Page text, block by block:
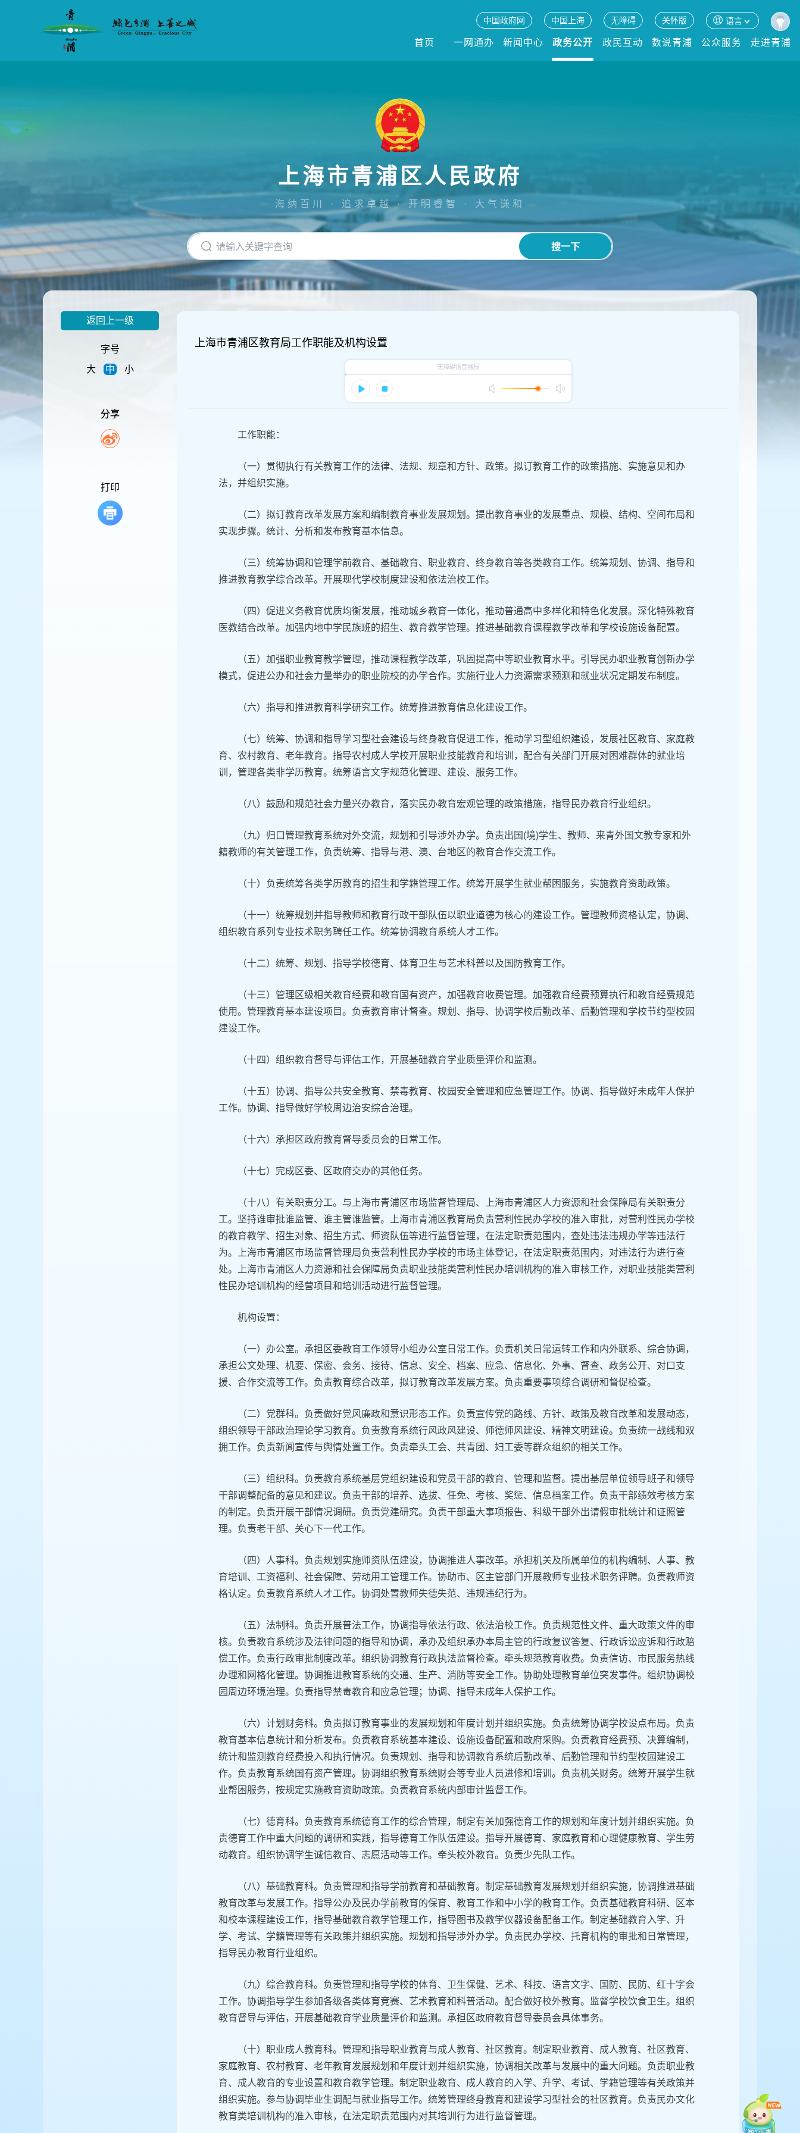
网
主
要
内
容
区
域
中国政府网 中国上海 无障碍 关怀版 语言
首页 一网通办 新闻中心 政务公开 政民互动 数说青浦 公众服务 走进青浦
上海市青浦区人民政府
海纳百川 · 追求卓越 · 开明睿智 · 大气谦和
搜一下
返回上一级
字号
大
中 小
分享
打印
上海市青浦区教育局工作职能及机构设置
工作职能：
（一）贯彻执行有关教育工作的法律、法规、规章和方针、政策。拟订教育工作的政策措施、实施意见和办
法，并组织实施。
（二）拟订教育改革发展方案和编制教育事业发展规划。提出教育事业的发展重点、规模、结构、空间布局和
实现步骤。统计、分析和发布教育基本信息。
（三）统筹协调和管理学前教育、基础教育、职业教育、终身教育等各类教育工作。统筹规划、协调、指导和
推进教育教学综合改革。开展现代学校制度建设和依法治校工作。
（四）促进义务教育优质均衡发展，推动城乡教育一体化，推动普通高中多样化和特色化发展。深化特殊教育
医教结合改革。加强内地中学民族班的招生、教育教学管理。推进基础教育课程教学改革和学校设施设备配置。
（五）加强职业教育教学管理，推动课程教学改革，巩固提高中等职业教育水平。引导民办职业教育创新办学
模式，促进公办和社会力量举办的职业院校的办学合作。实施行业人力资源需求预测和就业状况定期发布制度。
（六）指导和推进教育科学研究工作。统筹推进教育信息化建设工作。
（七）统筹、协调和指导学习型社会建设与终身教育促进工作，推动学习型组织建设，发展社区教育、家庭教
育、农村教育、老年教育。指导农村成人学校开展职业技能教育和培训，配合有关部门开展对困难群体的就业培
训，管理各类非学历教育。统筹语言文字规范化管理、建设、服务工作。
（八）鼓励和规范社会力量兴办教育，落实民办教育宏观管理的政策措施，指导民办教育行业组织。
（九）归口管理教育系统对外交流，规划和引导涉外办学。负责出国(境)学生、教师、来青外国文教专家和外
籍教师的有关管理工作，负责统筹、指导与港、澳、台地区的教育合作交流工作。
（十）负责统筹各类学历教育的招生和学籍管理工作。统筹开展学生就业帮困服务，实施教育资助政策。
（十一）统筹规划并指导教师和教育行政干部队伍以职业道德为核心的建设工作。管理教师资格认定，协调、
组织教育系列专业技术职务聘任工作。统筹协调教育系统人才工作。
（十二）统筹、规划、指导学校德育、体育卫生与艺术科普以及国防教育工作。
（十三）管理区级相关教育经费和教育国有资产，加强教育收费管理。加强教育经费预算执行和教育经费规范
使用。管理教育基本建设项目。负责教育审计督查。规划、指导、协调学校后勤改革、后勤管理和学校节约型校园
建设工作。
（十四）组织教育督导与评估工作，开展基础教育学业质量评价和监测。
（十五）协调、指导公共安全教育、禁毒教育、校园安全管理和应急管理工作。协调、指导做好未成年人保护
工作。协调、指导做好学校周边治安综合治理。
（十六）承担区政府教育督导委员会的日常工作。
（十七）完成区委、区政府交办的其他任务。
（十八）有关职责分工。与上海市青浦区市场监督管理局、上海市青浦区人力资源和社会保障局有关职责分
工。坚持谁审批谁监管、谁主管谁监管。上海市青浦区教育局负责营利性民办学校的准入审批，对营利性民办学校
的教育教学、招生对象、招生方式、师资队伍等进行监督管理，在法定职责范围内，查处违法违规办学等违法行
为。上海市青浦区市场监督管理局负责营利性民办学校的市场主体登记，在法定职责范围内，对违法行为进行查
处。上海市青浦区人力资源和社会保障局负责职业技能类营利性民办培训机构的准入审核工作，对职业技能类营利
性民办培训机构的经营项目和培训活动进行监督管理。
机构设置：
（一）办公室。承担区委教育工作领导小组办公室日常工作。负责机关日常运转工作和内外联系、综合协调，
承担公文处理、机要、保密、会务、接待、信息、安全、档案、应急、信息化、外事、督查、政务公开、对口支
援、合作交流等工作。负责教育综合改革，拟订教育改革发展方案。负责重要事项综合调研和督促检查。
（二）党群科。负责做好党风廉政和意识形态工作。负责宣传党的路线、方针、政策及教育改革和发展动态，
组织领导干部政治理论学习教育。负责教育系统行风政风建设、师德师风建设、精神文明建设。负责统一战线和双
拥工作。负责新闻宣传与舆情处置工作。负责牵头工会、共青团、妇工委等群众组织的相关工作。
（三）组织科。负责教育系统基层党组织建设和党员干部的教育、管理和监督。提出基层单位领导班子和领导
干部调整配备的意见和建议。负责干部的培养、选拔、任免、考核、奖惩、信息档案工作。负责干部绩效考核方案
的制定。负责开展干部情况调研。负责党建研究。负责干部重大事项报告、科级干部外出请假审批统计和证照管
理。负责老干部、关心下一代工作。
（四）人事科。负责规划实施师资队伍建设，协调推进人事改革。承担机关及所属单位的机构编制、人事、教
育培训、工资福利、社会保障、劳动用工管理工作。协助市、区主管部门开展教师专业技术职务评聘。负责教师资
格认定。负责教育系统人才工作。协调处置教师失德失范、违规违纪行为。
（五）法制科。负责开展普法工作，协调指导依法行政、依法治校工作。负责规范性文件、重大政策文件的审
核。负责教育系统涉及法律问题的指导和协调，承办及组织承办本局主管的行政复议答复、行政诉讼应诉和行政赔
偿工作。负责行政审批制度改革。组织协调教育行政执法监督检查。牵头规范教育收费。负责信访、市民服务热线
办理和网格化管理。协调推进教育系统的交通、生产、消防等安全工作。协助处理教育单位突发事件。组织协调校
园周边环境治理。负责指导禁毒教育和应急管理；协调、指导未成年人保护工作。
（六）计划财务科。负责拟订教育事业的发展规划和年度计划并组织实施。负责统筹协调学校设点布局。负责
教育基本信息统计和分析发布。负责教育系统基本建设、设施设备配置和政府采购。负责教育经费预、决算编制，
统计和监测教育经费投入和执行情况。负责规划、指导和协调教育系统后勤改革、后勤管理和节约型校园建设工
作。负责教育系统国有资产管理。协调组织教育系统财会等专业人员进修和培训。负责机关财务。统筹开展学生就
业帮困服务，按规定实施教育资助政策。负责教育系统内部审计监督工作。
（七）德育科。负责教育系统德育工作的综合管理，制定有关加强德育工作的规划和年度计划并组织实施。负
责德育工作中重大问题的调研和实践，指导德育工作队伍建设。指导开展德育、家庭教育和心理健康教育、学生劳
动教育。组织协调学生诚信教育、志愿活动等工作。牵头校外教育。负责少先队工作。
（八）基础教育科。负责管理和指导学前教育和基础教育。制定基础教育发展规划并组织实施，协调推进基础
教育改革与发展工作。指导公办及民办学前教育的保育、教育工作和中小学的教育工作。负责基础教育科研、区本
和校本课程建设工作，指导基础教育教学管理工作，指导图书及教学仪器设备配备工作。制定基础教育入学、升
学、考试、学籍管理等有关政策并组织实施。规划和指导涉外办学。负责民办学校、托育机构的审批和日常管理，
指导民办教育行业组织。
（九）综合教育科。负责管理和指导学校的体育、卫生保健、艺术、科技、语言文字、国防、民防、红十字会
工作。协调指导学生参加各级各类体育竞赛、艺术教育和科普活动。配合做好校外教育。监督学校饮食卫生。组织
教育督导与评估，开展基础教育学业质量评价和监测。承担区政府教育督导委员会具体事务。
（十）职业成人教育科。管理和指导职业教育与成人教育、社区教育。制定职业教育、成人教育、社区教育、
家庭教育、农村教育、老年教育发展规划和年度计划并组织实施，协调相关改革与发展中的重大问题。负责职业教
育、成人教育的专业设置和教育教学管理。制定职业教育、成人教育的入学、升学、考试、学籍管理等有关政策并
组织实施。参与协调毕业生调配与就业指导工作。统筹管理终身教育和建设学习型社会的社区教育。负责民办文化
教育类培训机构的准入审核，在法定职责范围内对其培训行为进行监督管理。